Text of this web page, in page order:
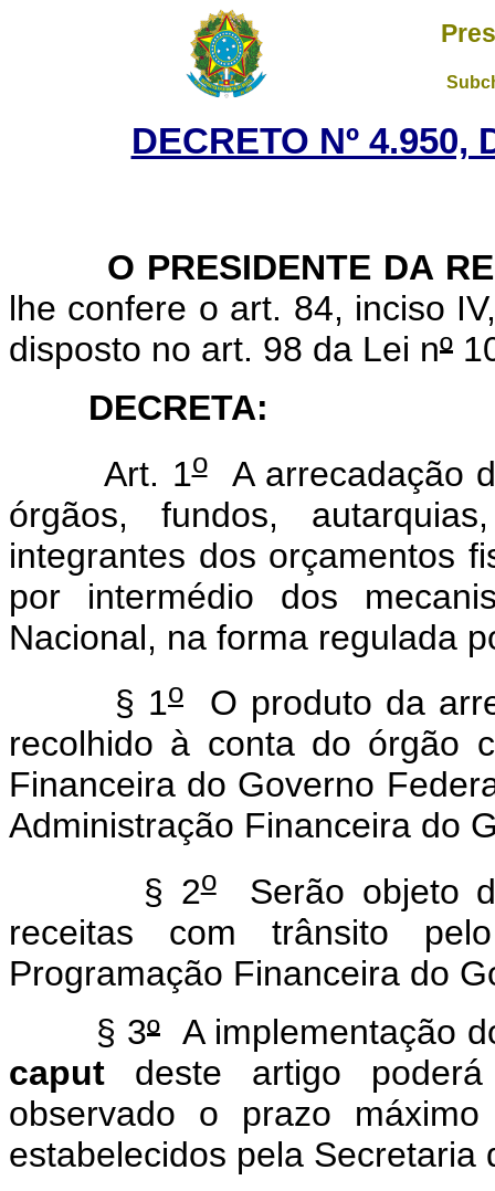
DECRETO Nº 4.950,
O PRESIDENTE DA
lhe confere o art. 84, inciso
disposto no art. 98 da Lei nº
DECRETA:
Art. 1oA arrecadação
órgãos, fundos,
integrantes dos orçamentos
por intermédio dos
Nacional, na forma regulada
§ 1o O produto da
recolhido à conta do órgão
Financeira do Governo
Administração Financeira do
§ 2oSerão objeto
receitas com trânsito
Programação Financeira do
§ 3º A implementação
caput deste artigo
observado o prazo
estabelecidos pela Secretaria